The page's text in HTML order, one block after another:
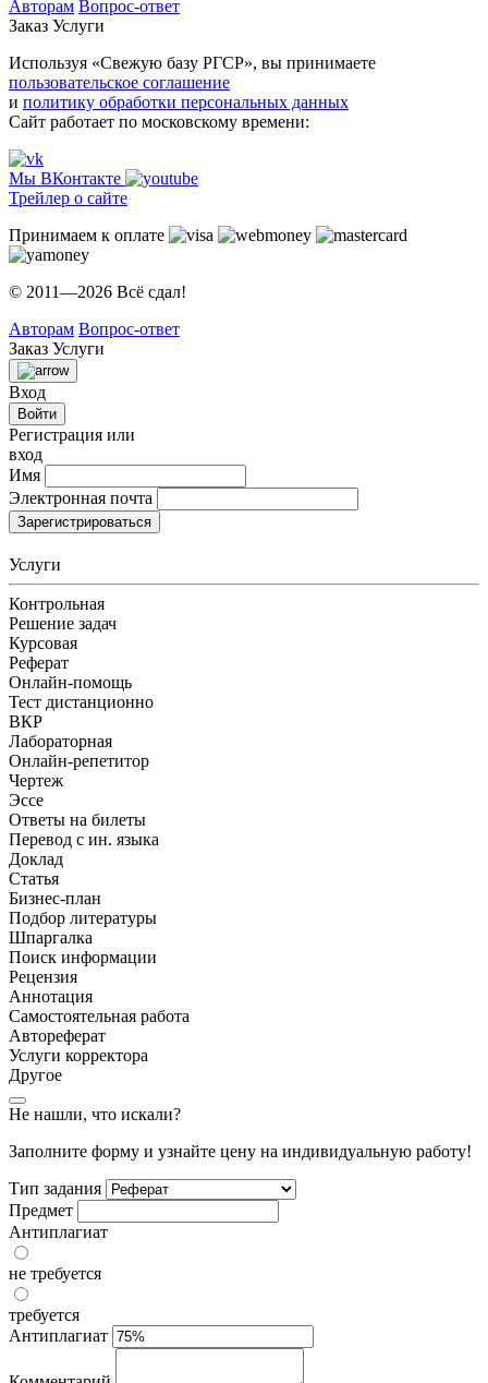
Авторам Вопрос-ответ
Заказ Услуги
Используя «Свежую базу РГСР», вы принимаете
пользовательское соглашение
и политику обработки персональных данных
Сайт работает по московскому времени:
Мы ВКонтакте
Трейлер о сайте
Принимаем к оплате
© 2011—2026 Всё сдал!
Авторам Вопрос-ответ
Заказ Услуги
Вход
Войти
Регистрация или
вход
Имя
Электронная почта
Зарегистрироваться
Услуги
Контрольная
Решение задач
Курсовая
Реферат
Онлайн-помощь
Тест дистанционно
ВКР
Лабораторная
Онлайн-репетитор
Чертеж
Эссе
Ответы на билеты
Перевод с ин. языка
Доклад
Статья
Бизнес-план
Подбор литературы
Шпаргалка
Поиск информации
Рецензия
Аннотация
Самостоятельная работа
Автореферат
Услуги корректора
Другое
Не нашли, что искали?
Заполните форму и узнайте цену на индивидуальную работу!
Тип задания
Предмет
Антиплагиат
не требуется
требуется
Антиплагиат